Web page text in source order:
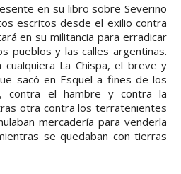
en su libro sobre Severino
escritos desde el exilio contra
en su militancia para erradicar
pueblos y las calles argentinas.
cualquiera La Chispa, el breve y
sacó en Esquel a fines de los
contra el hambre y contra la
otra contra los terratenientes
mercadería para venderla
se quedaban con tierras